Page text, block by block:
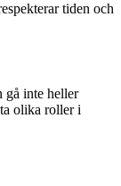
tiden och
gå inte heller
olika roller i